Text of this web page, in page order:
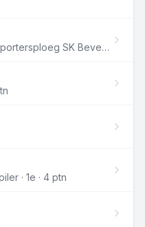
DeVlaamse Welpjes · Supportersploeg SK Beveren · 683e · 1 ptn
· 1e · 4 ptn